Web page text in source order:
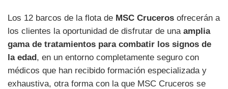
Los 12 barcos de la flota de MSC Cruceros ofrecerán a
los clientes la oportunidad de disfrutar de una amplia
gama de tratamientos para combatir los signos de
la edad, en un entorno completamente seguro con
médicos que han recibido formación especializada y
exhaustiva, otra forma con la que MSC Cruceros se